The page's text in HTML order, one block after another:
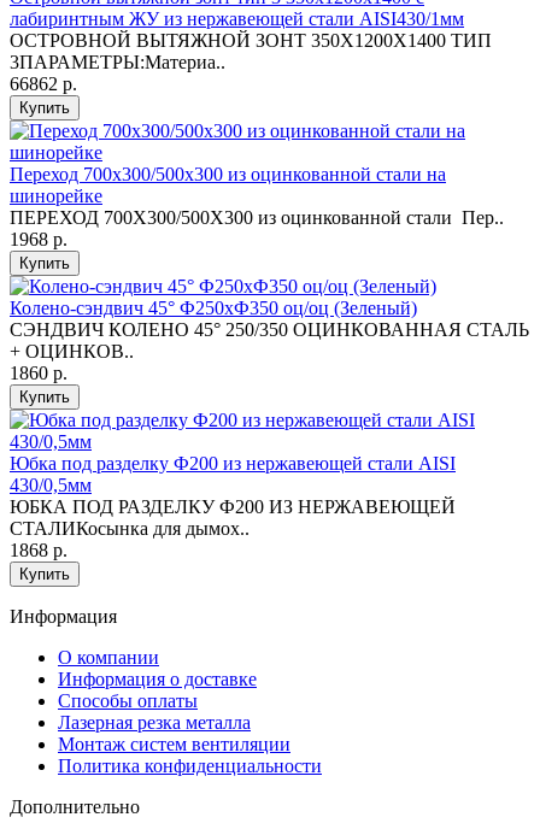
лабиринтным ЖУ из нержавеющей стали AISI430/1мм
ОСТРОВНОЙ ВЫТЯЖНОЙ ЗОНТ 350X1200X1400 ТИП
3ПАРАМЕТРЫ:Материа..
66862 р.
Купить
Переход 700х300/500х300 из оцинкованной стали на
шинорейке
ПЕРЕХОД 700Х300/500Х300 из оцинкованной стали Пер..
1968 р.
Купить
Колено-сэндвич 45° Ф250хФ350 оц/оц (Зеленый)
СЭНДВИЧ КОЛЕНО 45° 250/350 ОЦИНКОВАННАЯ СТАЛЬ
+ ОЦИНКОВ..
1860 р.
Купить
Юбка под разделку Ф200 из нержавеющей стали AISI
430/0,5мм
ЮБКА ПОД РАЗДЕЛКУ Ф200 ИЗ НЕРЖАВЕЮЩЕЙ
СТАЛИКосынка для дымох..
1868 р.
Купить
Информация
O компании
Информация о доставке
Способы оплаты
Лазерная резка металла
Монтаж систем вентиляции
Политика конфиденциальности
Дополнительно